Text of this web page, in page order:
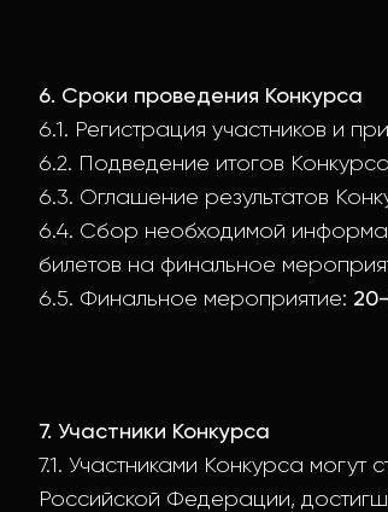
6. Сроки проведения Конкурса
6.1. Регистрация участников и
6.2. Подведение итогов
6.3. Оглашение результатов
6.4. Сбор необходимой
билетов на финальное
6.5. Финальное мероприятие:
7. Участники Конкурса
7.1. Участниками Конкурса
Российской Федерации,